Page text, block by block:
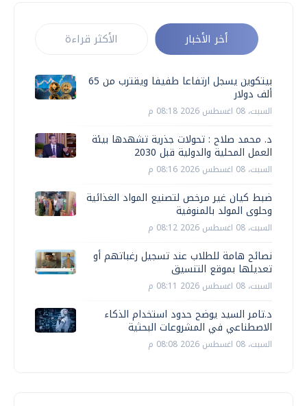
أخر الأخبار الأكثر قراءة
بيتكوين يسجل ارتفاعا طفيفا ويقترب من 65
ألف دولار
السبت، 08 اغسطس 2026 08:18 م
د. محمد صلاح : تحولات جذرية تشهدها بيئة
العمل المحلية والدولية قبل 2030
السبت، 08 اغسطس 2026 08:16 م
ضبط كيان غير مرخص لتصنيع المواد الغذائية
وحلوى المولد بالمنوفية
السبت، 08 اغسطس 2026 08:12 م
نصائح هامة للطلاب عند تسجيل رغباتهم أو
تعديلها بموقع التنسيق
السبت، 08 اغسطس 2026 08:11 م
د.تامر السيد يوضح حدود استخدام الذكاء
الاصطناعي في المشروعات البحثية
السبت، 08 اغسطس 2026 08:08 م